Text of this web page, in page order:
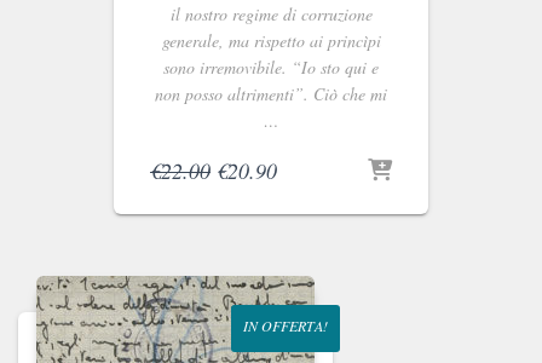
il nostro regime di corruzione
generale, ma rispetto ai princìpi
sono irremovibile. “Io sto qui e
non posso altrimenti”. Ciò che mi
…
€22.00 Il
originale
€22.00.
€20.90Il
attuale
€20.90.
IN OFFERTA!